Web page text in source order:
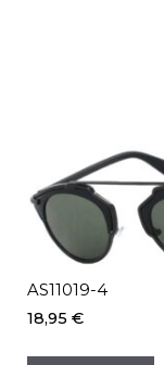
AS11019-4
18,95€